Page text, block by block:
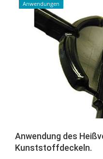
Anwendungen
Anwendung des
Kunststoffdeckeln.